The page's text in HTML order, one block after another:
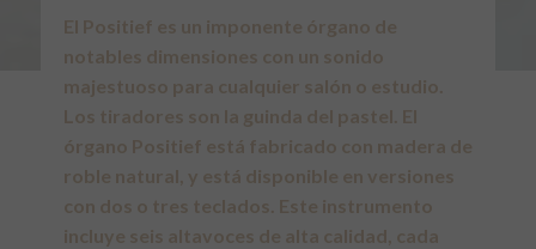
El Positief es un imponente órgano de
notables dimensiones con un sonido
majestuoso para cualquier salón o estudio.
Los tiradores son la guinda del pastel. El
órgano Positief está fabricado con madera de
roble natural, y está disponible en versiones
con dos o tres teclados. Este instrumento
incluye seis altavoces de alta calidad, cada